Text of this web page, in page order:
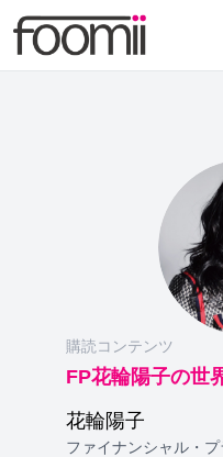
購読コンテンツ
FP花輪陽子の世
花輪陽子
ファイナンシャル・